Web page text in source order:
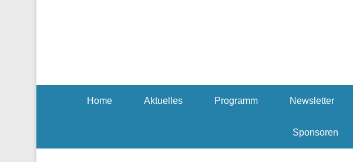
Home Aktuelles Programm Newsletter
Sponsoren